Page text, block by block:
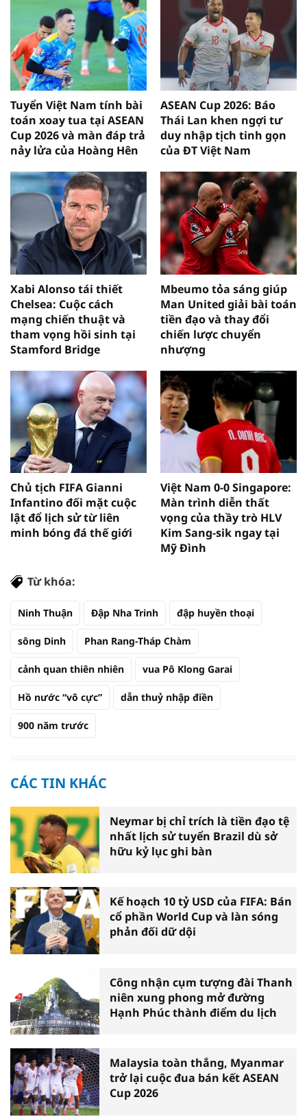
Tuyển Việt Nam tính bài
toán xoay tua tại ASEAN
Cup 2026 và màn đáp trả
nảy lửa của Hoàng Hên
ASEAN Cup 2026: Báo
Thái Lan khen ngợi tư
duy nhập tịch tinh gọn
của ĐT Việt Nam
Xabi Alonso tái thiết
Chelsea: Cuộc cách
mạng chiến thuật và
tham vọng hồi sinh tại
Stamford Bridge
Mbeumo tỏa sáng giúp
Man United giải bài toán
tiền đạo và thay đổi
chiến lược chuyển
nhượng
Chủ tịch FIFA Gianni
Infantino đối mặt cuộc
lật đổ lịch sử từ liên
minh bóng đá thế giới
Việt Nam 0-0 Singapore:
Màn trình diễn thất
vọng của thầy trò HLV
Kim Sang-sik ngay tại
Mỹ Đình
Từ khóa:
Ninh Thuận Đập Nha Trinh đập huyền thoại
sông Dinh Phan Rang-Tháp Chàm
cảnh quan thiên nhiên vua Pô Klong Garai
Hồ nước “vô cực” dẫn thuỷ nhập điền
900 năm trước
CÁC TIN KHÁC
Neymar bị chỉ trích là tiền đạo tệ
nhất lịch sử tuyển Brazil dù sở
hữu kỷ lục ghi bàn
Kế hoạch 10 tỷ USD của FIFA: Bán
cổ phần World Cup và làn sóng
phản đối dữ dội
Công nhận cụm tượng đài Thanh
niên xung phong mở đường
Hạnh Phúc thành điểm du lịch
Malaysia toàn thắng, Myanmar
trở lại cuộc đua bán kết ASEAN
Cup 2026